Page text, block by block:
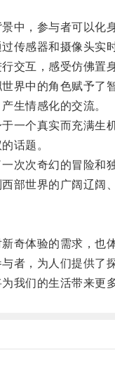
，参与者可以化
感器和摄像头实
互，感受仿佛置身
中的角色赋予了智
生情感化的交流。
个真实而充满生机
话题。
次奇幻的冒险和独
世界的广阔辽阔
体验的需求，也
，为人们提供了探
们的生活带来更